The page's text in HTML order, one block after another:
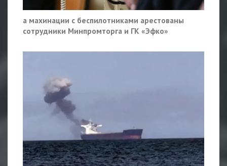
а махинации с беспилотниками арестованы
сотрудники Минпромторга и ГК «Эфко»